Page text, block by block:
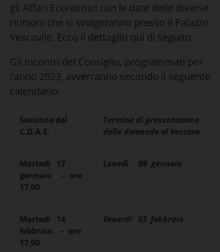
gli Affari Economici con le date delle diverse
riunioni che si svolgeranno presso il Palazzo
Vescovile. Ecco il dettaglio qui di seguito.
Gli incontri del Consiglio, programmati per
l’anno 2023, avverranno secondo il seguente
calendario:
Sessione del
C.D.A.E.
Termine di presentazione
delle domande al Vescovo
Martedì
17
gennaio
– ore
17,00
Lunedì 09 gennaio
Martedì
14
febbraio
– ore
17,00
Venerdì 03 febbraio